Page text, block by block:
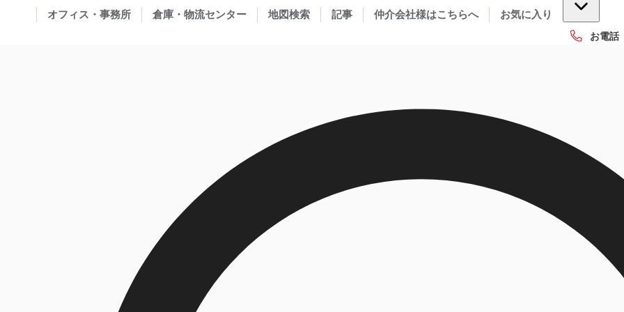
オフィス・事務所 倉庫・物流センター 地図検索 記事 仲介会社様はこちらへ お気に入り
お電話